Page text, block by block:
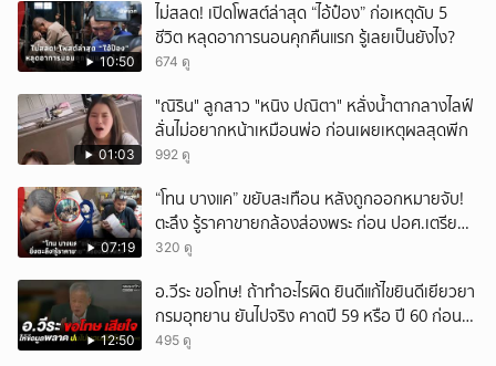
10:50
ไม่สลด! เปิดโพสต์ล่าสุด “ไอ้ป๋อง” ก่อเหตุดับ 5
ชีวิต หลุดอาการนอนคุกคืนแรก รู้เลยเป็นยังไง?
674 ดู
01:03
"ณิริน" ลูกสาว "หนิง ปณิตา" หลั่งน้ำตากลางไลฟ์
ลั่นไม่อยากหน้าเหมือนพ่อ ก่อนเผยเหตุผลสุดพีก
992 ดู
07:19
“โทน บางแค” ขยับสะเทือน หลังถูกออกหมายจับ!
ตะลึง รู้ราคาขายกล้องส่องพระ ก่อน ปอศ.เตรียม
บุกรวบ?
320 ดู
12:50
อ.วีระ ขอโทษ! ถ้าทำอะไรผิด ยินดีแก้ไขยินดีเยียวยา
กรมอุทยาน ยันไปจริง คาดปี 59 หรือ ปี 60 ก่อน
ปิดให้พัก
495 ดู